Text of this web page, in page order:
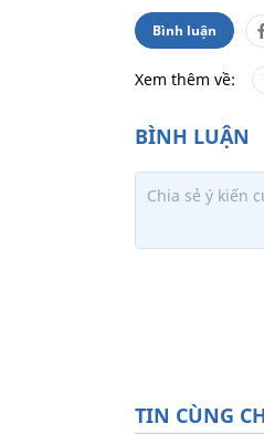
Bình luận
Xem thêm về:
TIN CÙNG